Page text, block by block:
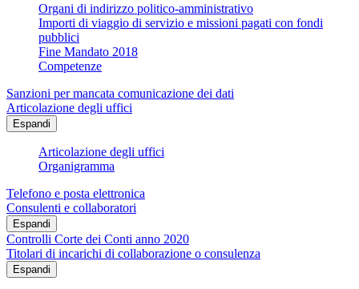
Organi di indirizzo politico-amministrativo
Importi di viaggio di servizio e missioni pagati con fondi
pubblici
Fine Mandato 2018
Competenze
Sanzioni per mancata comunicazione dei dati
Articolazione degli uffici
Espandi
Articolazione degli uffici
Organigramma
Telefono e posta elettronica
Consulenti e collaboratori
Espandi
Controlli Corte dei Conti anno 2020
Titolari di incarichi di collaborazione o consulenza
Espandi